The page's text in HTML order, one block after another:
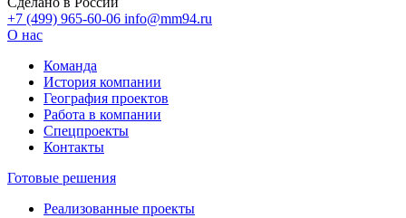
+7 (499) 965-60-06 info@mm94.ru
О нас
Команда
История компании
География проектов
Работа в компании
Спецпроекты
Контакты
Готовые решения
Реализованные проекты